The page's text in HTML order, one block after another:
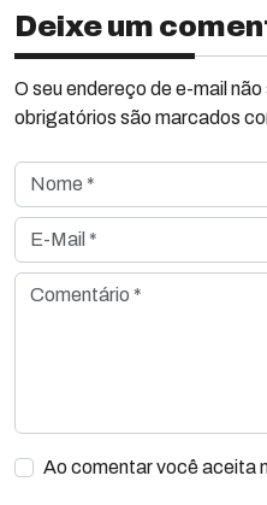
Deixe um
O seu endereço de e-mail
obrigatórios são marcados
Nome *
E-Mail *
Comentário *
Ao comentar você aceita